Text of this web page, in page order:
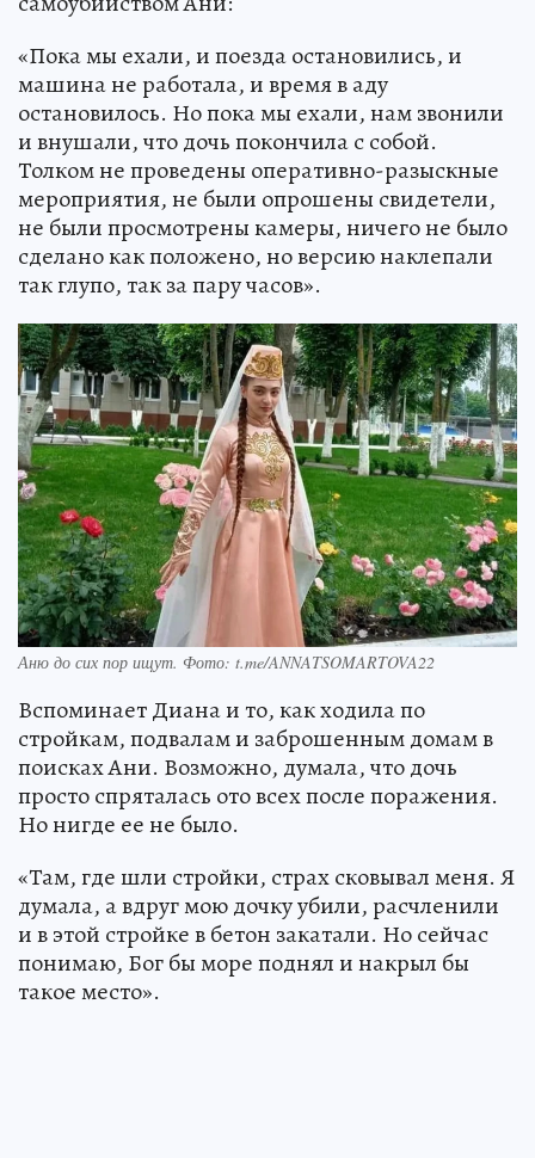
«Пока мы ехали, и поезда остановились, и
машина не работала, и время в аду
остановилось. Но пока мы ехали, нам звонили
и внушали, что дочь покончила с собой.
Толком не проведены оперативно-разыскные
мероприятия, не были опрошены свидетели,
не были просмотрены камеры, ничего не было
сделано как положено, но версию наклепали
так глупо, так за пару часов».
Аню до сих пор ищут. Фото: t.me/ANNATSOMARTOVA22
Вспоминает Диана и то, как ходила по
стройкам, подвалам и заброшенным домам в
поисках Ани. Возможно, думала, что дочь
просто спряталась ото всех после поражения.
Но нигде ее не было.
«Там, где шли стройки, страх сковывал меня. Я
думала, а вдруг мою дочку убили, расчленили
и в этой стройке в бетон закатали. Но сейчас
понимаю, Бог бы море поднял и накрыл бы
такое место».